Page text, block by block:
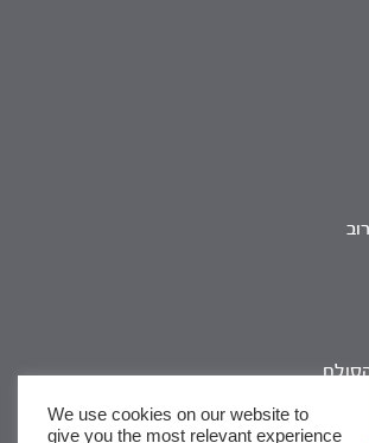
We use cookies on our website to
give you the most relevant experience